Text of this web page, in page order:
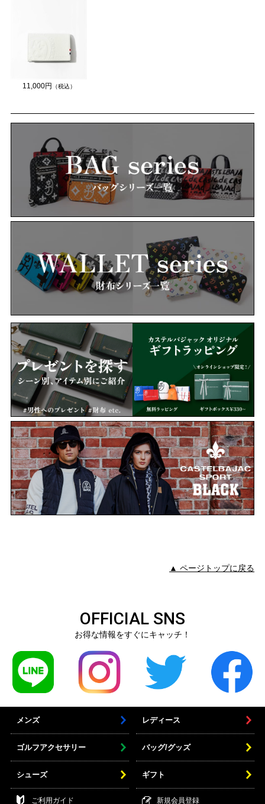
11,000円 （税込）
▲ ページトップに戻る
OFFICIAL SNS
お得な情報をすぐにキャッチ！
メンズ レディース
ゴルフアクセサリー バッグ/グッズ
シューズ ギフト
ご利用ガイド 新規会員登録